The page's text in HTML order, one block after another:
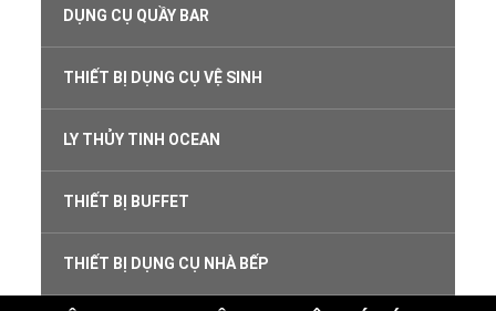
DỤNG CỤ QUẦY BAR
THIẾT BỊ DỤNG CỤ VỆ SINH
LY THỦY TINH OCEAN
THIẾT BỊ BUFFET
THIẾT BỊ DỤNG CỤ NHÀ BẾP